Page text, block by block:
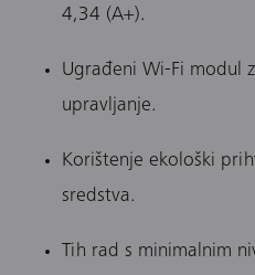
4,34 (A+).
Ugrađeni Wi-Fi modul
upravljanje.
Korištenje ekološki
sredstva.
Tih rad s minimalnim